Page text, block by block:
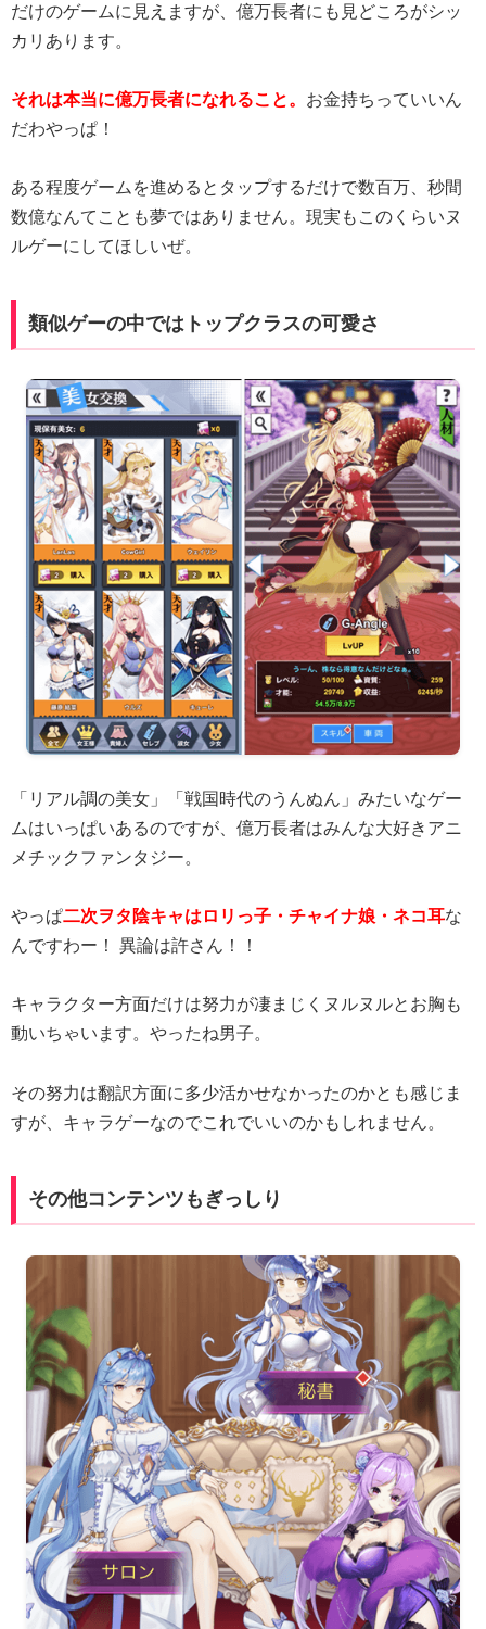
だけのゲームに見えますが、億万長者にも見どころがシッ
カリあります。
それは本当に億万長者になれること。 お金持ちっていいん
だわやっぱ！
ある程度ゲームを進めるとタップするだけで数百万、秒間
数億なんてことも夢ではありません。現実もこのくらいヌ
ルゲーにしてほしいぜ。
類似ゲーの中ではトップクラスの可愛さ
「リアル調の美女」「戦国時代のうんぬん」みたいなゲー
ムはいっぱいあるのですが、億万長者はみんな大好きアニ
メチックファンタジー。
やっぱ二次ヲタ陰キャはロリっ子・チャイナ娘・ネコ耳な
んですわー！ 異論は許さん！！
キャラクター方面だけは努力が凄まじくヌルヌルとお胸も
動いちゃいます。やったね男子。
その努力は翻訳方面に多少活かせなかったのかとも感じま
すが、キャラゲーなのでこれでいいのかもしれません。
その他コンテンツもぎっしり